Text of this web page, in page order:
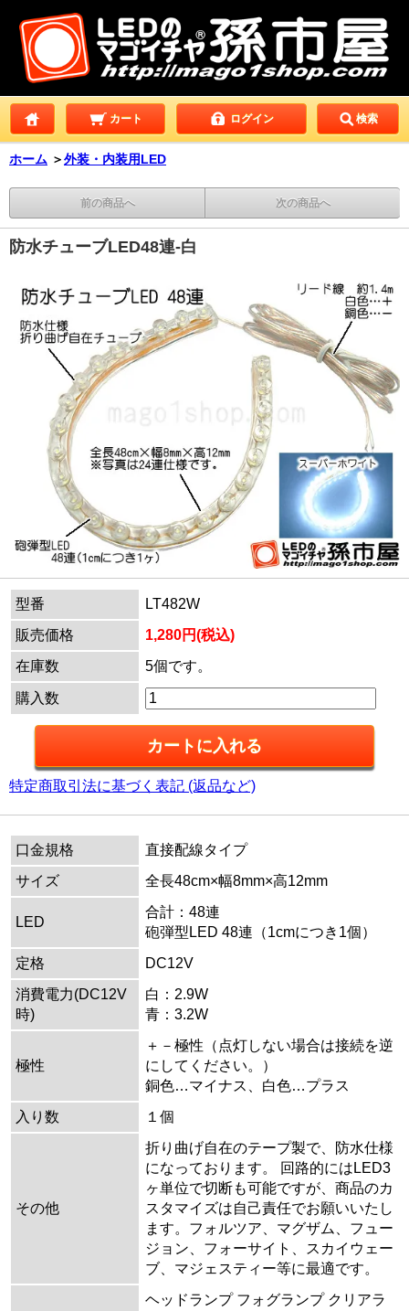
カート ログイン 検索
ホーム ＞外装・内装用LED
前の商品へ 次の商品へ
防水チューブLED48連-白
型番
LT482W
販売価格
1,280円(税込)
在庫数
5個です。
購入数
特定商取引法に基づく表記 (返品など)
口金規格
直接配線タイプ
サイズ
全長48cm×幅8mm×高12mm
LED
合計：48連
砲弾型LED 48連（1cmにつき1個）
定格
DC12V
消費電力(DC12V
時)
白：2.9W
青：3.2W
極性
＋－極性（点灯しない場合は接続を逆
にしてください。）
銅色…マイナス、白色…プラス
入り数
１個
その他
折り曲げ自在のテープ製で、防水仕様
になっております。 回路的にはLED3
ヶ単位で切断も可能ですが、商品のカ
スタマイズは自己責任でお願いいたし
ます。フォルツア、マグザム、フュー
ジョン、フォーサイト、スカイウェー
ブ、マジェスティー等に最適です。
ヘッドランプ フォグランプ クリアラ